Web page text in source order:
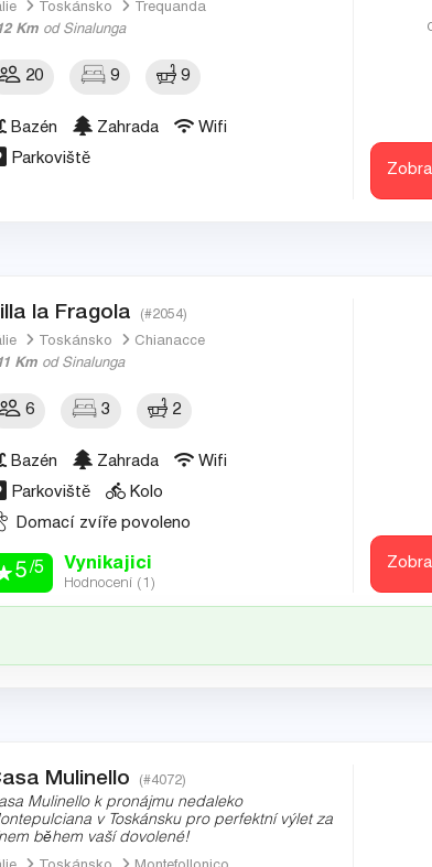
Toskánsko
Trequanda
Km od Sinalunga
20 9 9
Bazén Zahrada
Wifi
Parkoviště
la Fragola (#2054)
Toskánsko
Chianacce
Km od Sinalunga
6 3 2
Bazén Zahrada
Wifi
Parkoviště
Kolo
Domací zvíře povoleno
5 /5 Vynikajici
Hodnocení ( 1 )
Mulinello (#4072)
Mulinello k pronájmu nedaleko
v Toskánsku pro perfektní výlet za
během vaší dovolené!